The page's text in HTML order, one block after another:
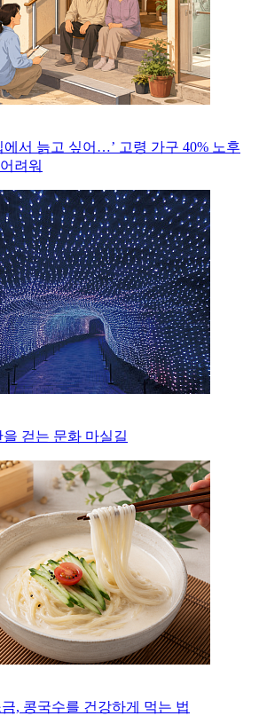
에서 늙고 싶어…’ 고령 가구 40% 노후
려워
걷는 문화 마실길
, 콩국수를 건강하게 먹는 법